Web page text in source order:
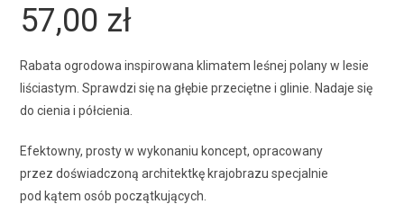
57,00 zł
Rabata ogrodowa inspirowana klimatem leśnej polany w lesie
liściastym. Sprawdzi się na głębie przeciętne i glinie. Nadaje się
do cienia i półcienia.
Efektowny, prosty w wykonaniu koncept, opracowany
przez doświadczoną architektkę krajobrazu specjalnie
pod kątem osób początkujących.